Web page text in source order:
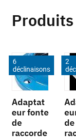
6
déclinaisons
Adaptat
eur fonte
de
raccorde
2
de